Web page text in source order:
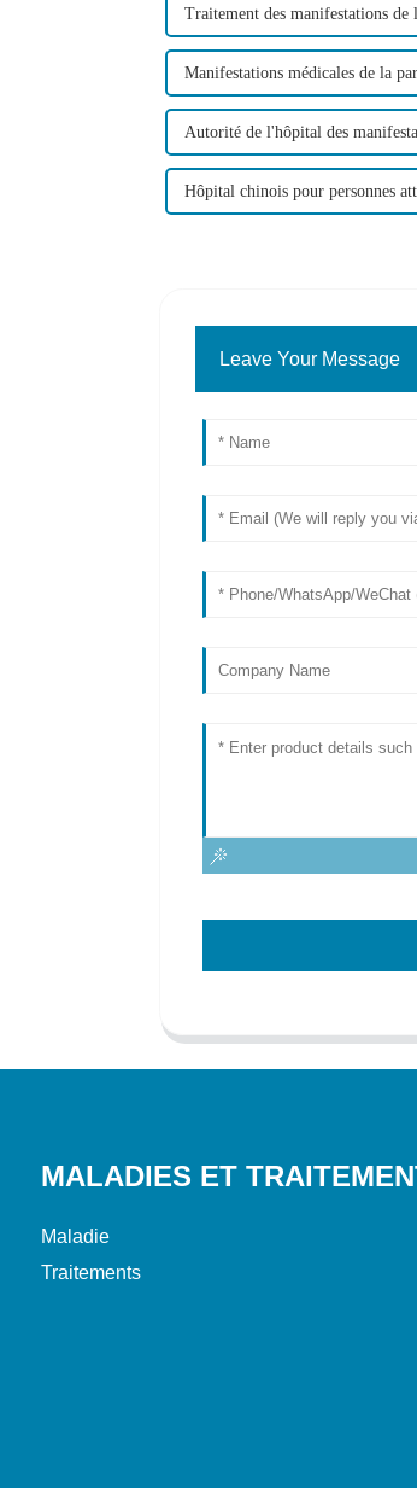
Traitement des manifestations de
Manifestations médicales de la
Autorité de l'hôpital des
Hôpital chinois pour personnes
Leave Your Message
MALADIES ET
Maladie
Traitements